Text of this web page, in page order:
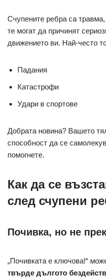
Счупените ребра са
те могат да причинят
движението ви. Най-често
Падания
Катастрофи
Удари в спортове
Добрата новина? Вашето
способност да се
помогнете.
Как да се
след счупени
Почивка, но не
„Почивката е ключова!“
твърде дългото